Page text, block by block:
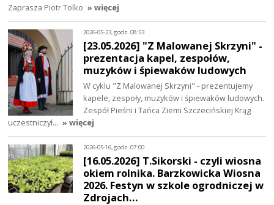
Zaprasza Piotr Tolko » więcej
2026-05-23, godz. 08:53
[23.05.2026] "Z Malowanej Skrzyni" -
prezentacja kapel, zespołów,
muzyków i śpiewaków ludowych
W cyklu "Z Malowanej Skrzyni" - prezentujemy
kapele, zespoły, muzyków i śpiewaków ludowych.
Zespół Pieśni i Tańca Ziemi Szczecińskiej Krąg
uczestniczył… » więcej
2026-05-16, godz. 07:00
[16.05.2026] T.Sikorski - czyli wiosna
okiem rolnika. Barzkowicka Wiosna
2026. Festyn w szkole ogrodniczej w
Zdrojach…